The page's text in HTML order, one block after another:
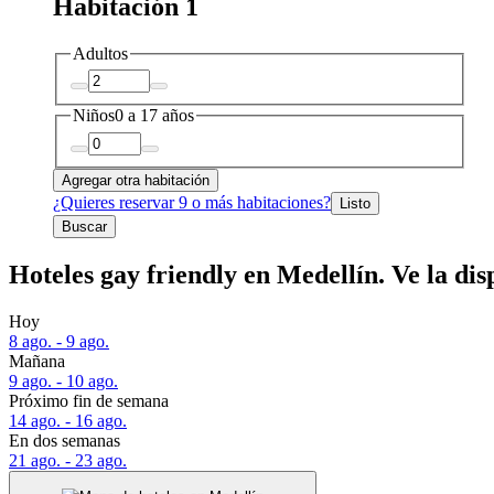
Habitación 1
Adultos
Niños0 a 17 años
Agregar otra habitación
¿Quieres reservar 9 o más habitaciones? Listo
Buscar
Hoteles gay friendly en Medellín. Ve la
Hoy
8 ago. - 9 ago.
Mañana
9 ago. - 10 ago.
Próximo fin de semana
14 ago. - 16 ago.
En dos semanas
21 ago. - 23 ago.